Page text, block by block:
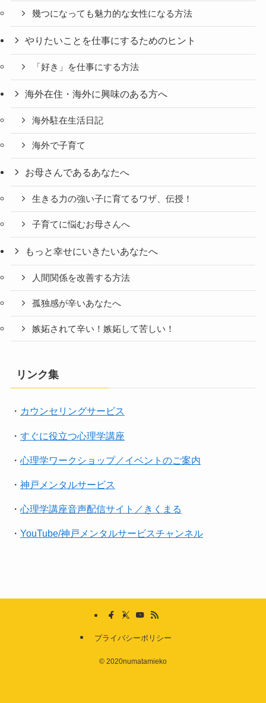
幾つになっても魅力的な女性になる方法
やりたいことを仕事にするためのヒント
「好き」を仕事にする方法
海外在住・海外に興味のある方へ
海外駐在生活日記
海外で子育て
お母さんであるあなたへ
生きる力の強い子に育てるワザ、伝授！
子育てに悩むお母さんへ
もっと幸せにいきたいあなたへ
人間関係を改善する方法
孤独感が辛いあなたへ
嫉妬されて辛い！嫉妬して苦しい！
リンク集
・ カウンセリングサービス
・ すぐに役立つ心理学講座
・ 心理学ワークショップ／イベントのご案内
・ 神戸メンタルサービス
・ 心理学講座音声配信サイト／きくまる
・ YouTube/神戸メンタルサービスチャンネル
プライバシーポリシー
© 2020numatamieko